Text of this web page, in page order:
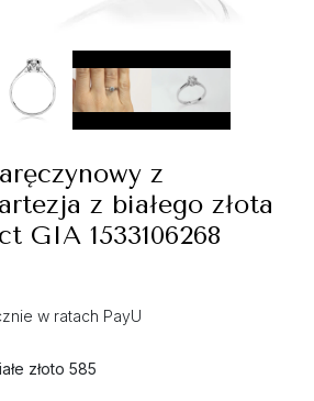
z
z białego złota
GIA 1533106268
w ratach PayU
złoto 585